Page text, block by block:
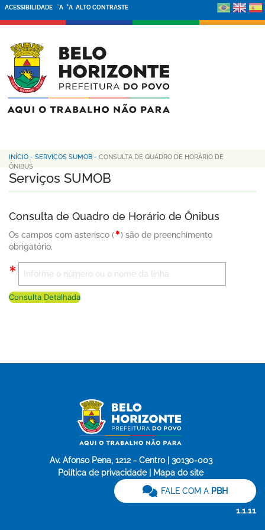
ACESSIBILIDADE -A +A ALTO CONTRASTE
INÍCIO - SERVIÇOS SUMOB - CONSULTA DE QUADRO DE HORÁRIO DE
ÔNIBUS
Serviços SUMOB
Consulta de Quadro de Horário de Ônibus
Os campos com asterisco (
) são de preenchimento
obrigatório.
Consulta Detalhada
Av. Afonso Pena, 1212 - Centro | 30130-003
Política de privacidade | Mapa do site
FALE COM A PBH
1.1.11